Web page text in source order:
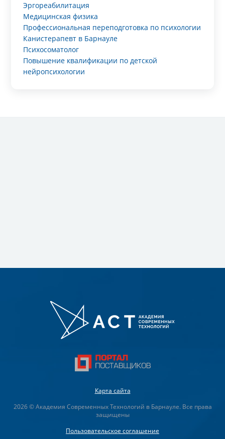
Эргореабилитация
Медицинская физика
Профессиональная переподготовка по психологии
Канистерапевт в Барнауле
Психосоматолог
Повышение квалификации по детской
нейропсихологии
Карта сайта
2026 © Академия Современных Технологий в Барнауле. Все права
защищены
Пользовательское соглашение